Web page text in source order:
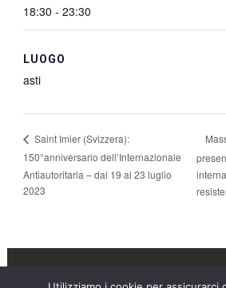
18:30 - 23:30
LUOGO
asti
Saint Imier (Svizzera):
150°anniversario dell’Internazionale
Antiautoritaria – dal 19 al 23 luglio
2023